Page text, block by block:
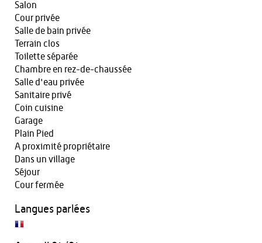
Salon
Cour privée
Salle de bain privée
Terrain clos
Toilette séparée
Chambre en rez-de-chaussée
Salle d'eau privée
Sanitaire privé
Coin cuisine
Garage
Plain Pied
A proximité propriétaire
Dans un village
Séjour
Cour fermée
Langues parlées